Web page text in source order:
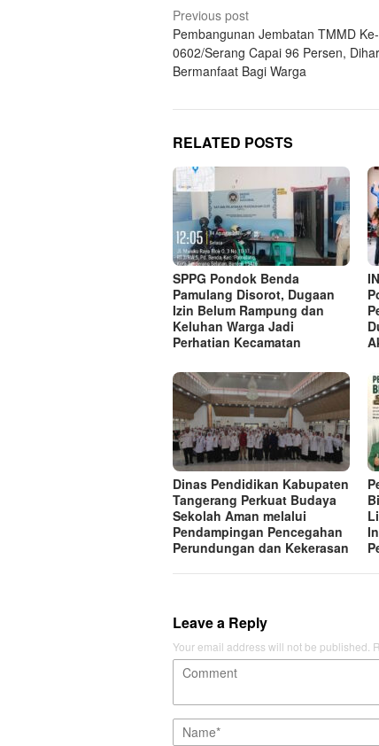
Post
navigation
Previous post
Pembangunan Jembatan TMMD
0602/Serang Capai 96 Persen,
Bermanfaat Bagi Warga
RELATED POSTS
SPPG Pondok Benda
Pamulang Disorot, Dugaan
Izin Belum Rampung dan
Keluhan Warga Jadi
Perhatian Kecamatan
Dinas Pendidikan Kabupaten
Tangerang Perkuat Budaya
Sekolah Aman melalui
Pendampingan Pencegahan
Perundungan dan Kekerasan
Leave a Reply
Your email address will not be published.